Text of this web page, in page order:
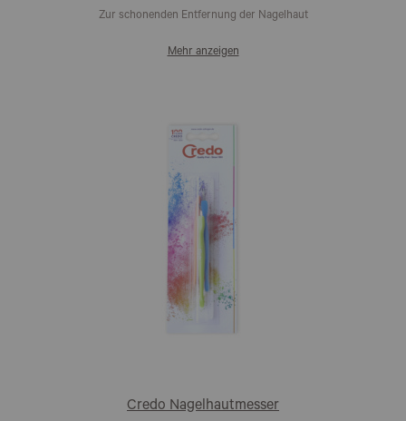
Zur schonenden Entfernung der Nagelhaut
Mehr anzeigen
Credo Nagelhautmesser